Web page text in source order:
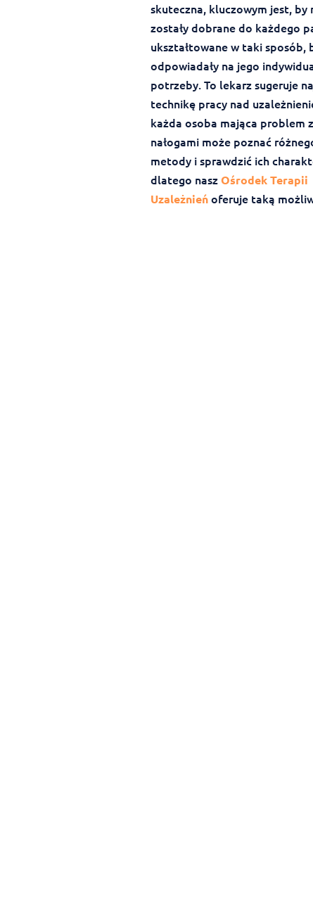
skuteczna, kluczowym jest, by
zostały dobrane do każdego
ukształtowane w taki sposób,
odpowiadały na jego
potrzeby. To lekarz sugeruje
technikę pracy nad
każda osoba mająca problem z
nałogami może poznać
metody i sprawdzić ich
dlatego naszOśrodek Terapii
Uzależnieńoferuje taką